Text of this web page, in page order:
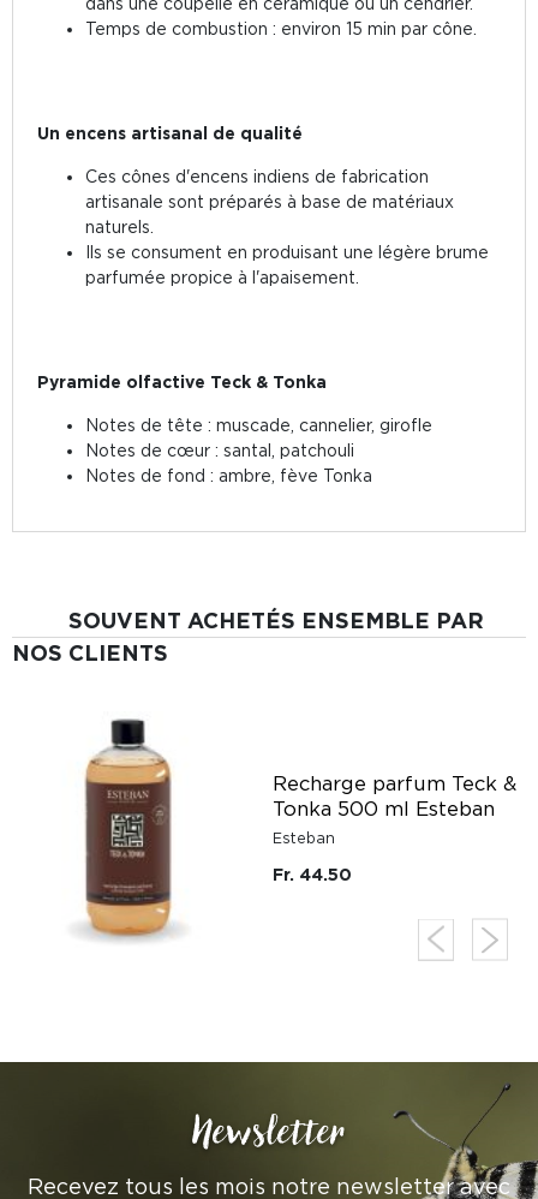
Temps de combustion : environ 15 min par cône.
Un encens artisanal de qualité
Ces cônes d'encens indiens de fabrication
artisanale sont préparés à base de matériaux
naturels.
Ils se consument en produisant une légère brume
parfumée propice à l'apaisement.
Pyramide olfactive Teck & Tonka
Notes de tête : muscade, cannelier, girofle
Notes de cœur : santal, patchouli
Notes de fond : ambre, fève Tonka
SOUVENT ACHETÉS ENSEMBLE PAR
NOS CLIENTS
Recharge parfum Teck &
Tonka 500 ml Esteban
Esteban
Fr. 44.50
Newsletter
Recevez tous les mois notre newsletter avec